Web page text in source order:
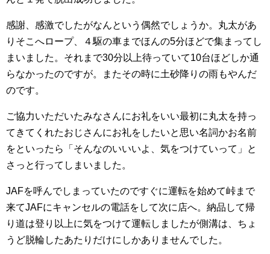
感謝、感激でしたがなんという偶然でしょうか。丸太があ
りそこへロープ、４駆の車までほんの5分ほどで集まってし
まいました。それまで30分以上待っていて10台ほどしか通
らなかったのですが。またその時に土砂降りの雨もやんだ
のです。
ご協力いただいたみなさんにお礼をいい最初に丸太を持っ
てきてくれたおじさんにお礼をしたいと思い名詞かお名前
をといったら「そんなのいいいよ、気をつけていって」と
さっと行ってしまいました。
JAFを呼んでしまっていたのですぐに運転を始めて峠まで
来てJAFにキャンセルの電話をして次に店へ。納品して帰
り道は登り以上に気をつけて運転しましたが側溝は、ちょ
うど脱輪したあたりだけにしかありませんでした。